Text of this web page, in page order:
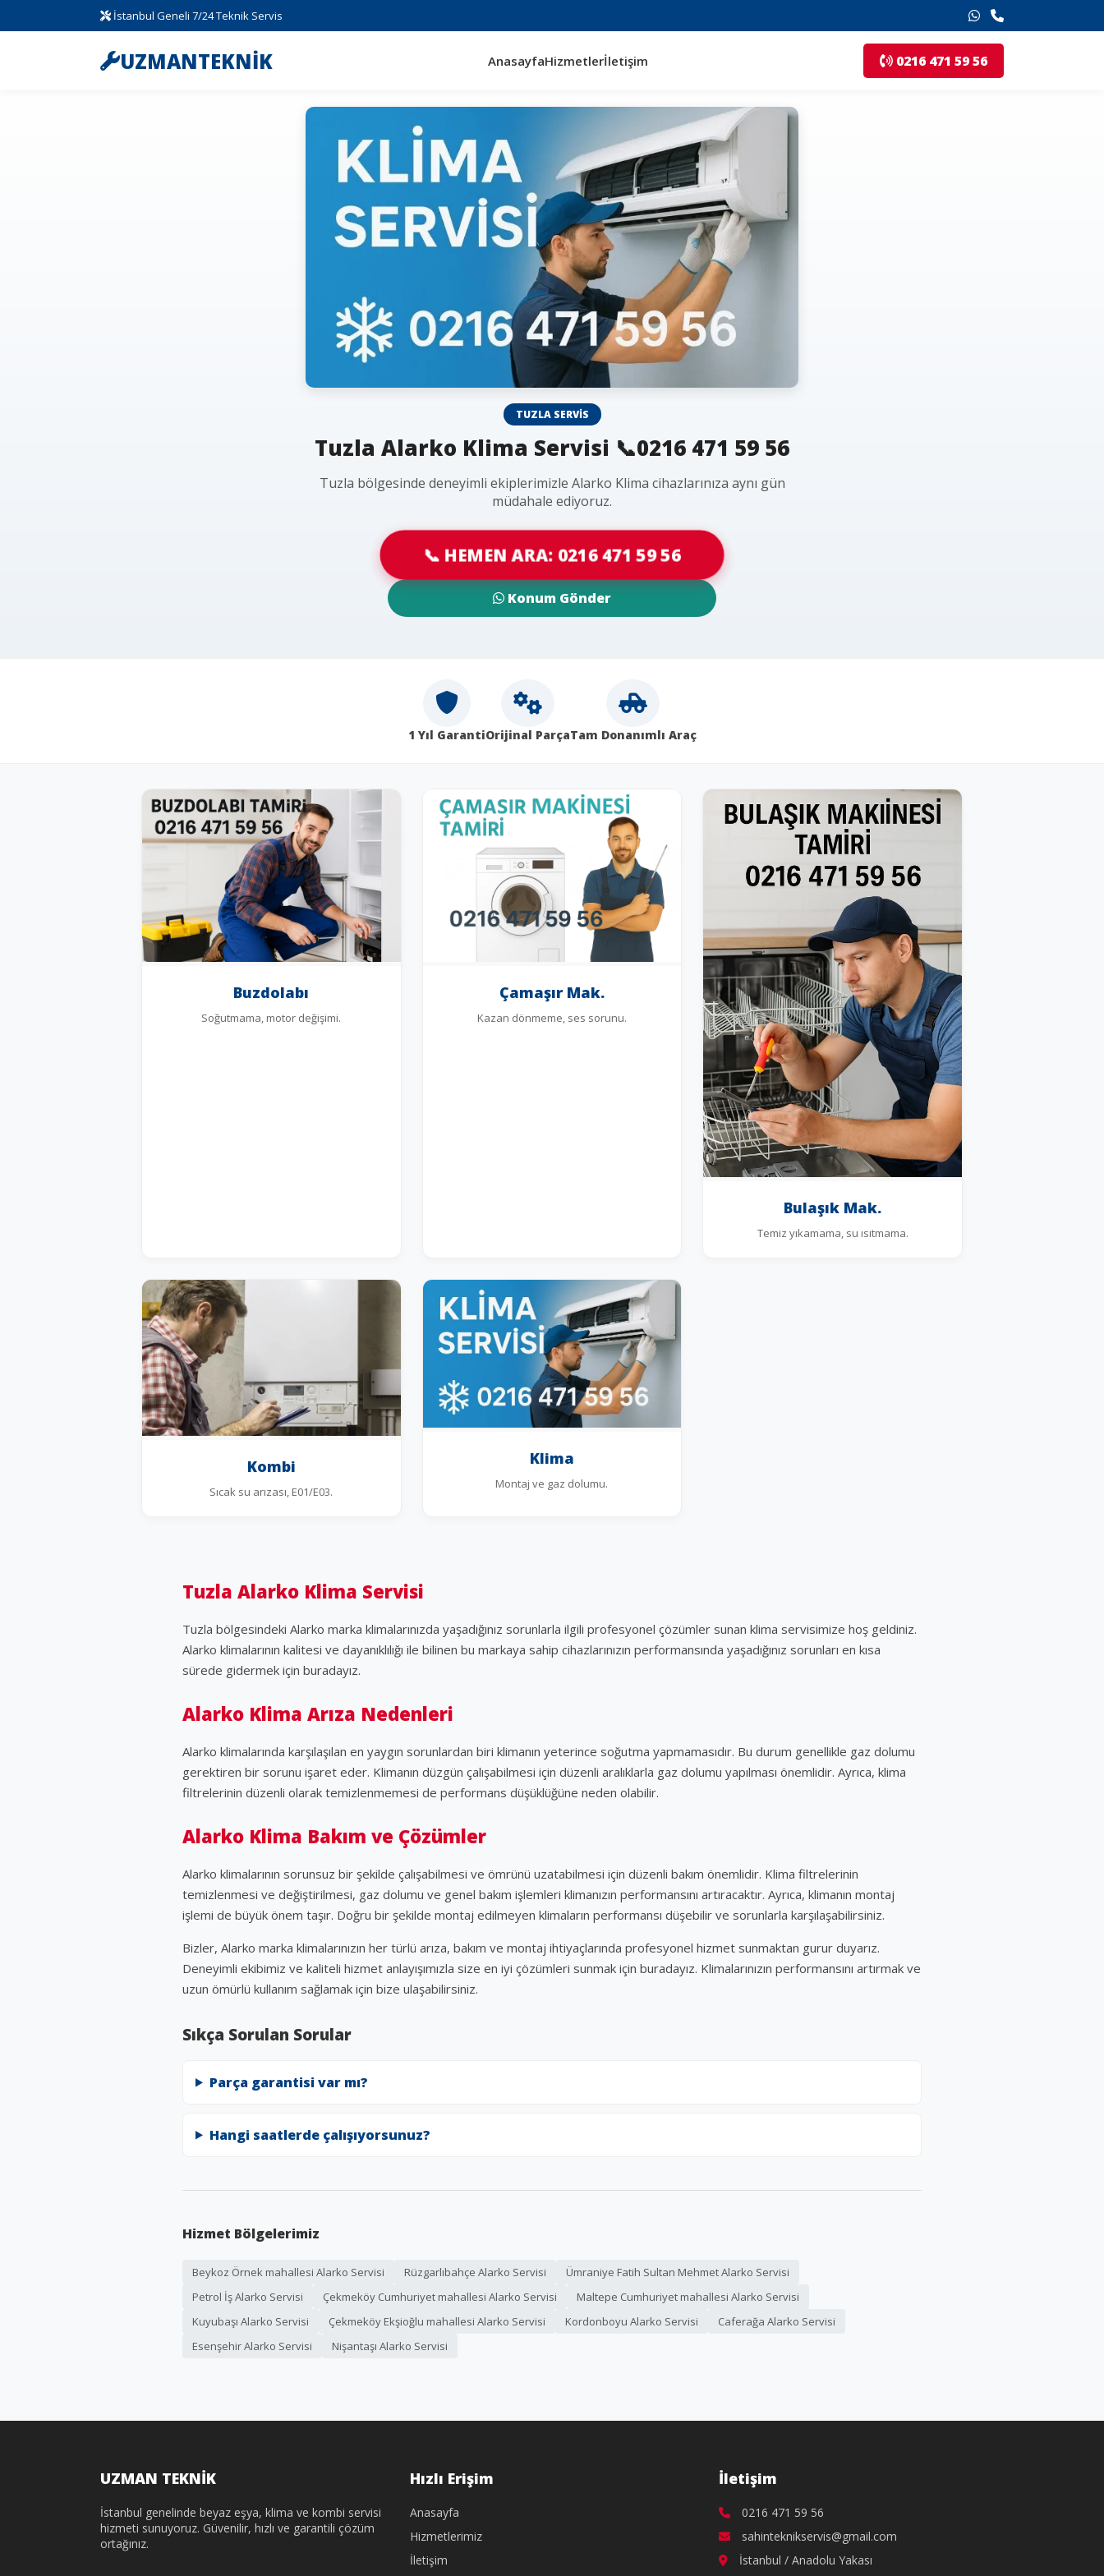
İstanbul Geneli 7/24 Teknik Servis
UZMANTEKNİK AnasayfaHizmetlerİletişim 0216 471 59 56
TUZLA SERVIS
Tuzla Alarko Klima Servisi 📞0216 471 59 56
Tuzla bölgesinde deneyimli ekiplerimizle Alarko Klima cihazlarınıza aynı gün
müdahale ediyoruz.
📞 HEMEN ARA: 0216 471 59 56
Konum Gönder
1 Yıl GarantiOrijinal ParçaTam Donanımlı Araç
Buzdolabı
Soğutmama, motor değişimi.
Çamaşır Mak.
Kazan dönmeme, ses sorunu.
Bulaşık Mak.
Temiz yıkamama, su ısıtmama.
Kombi
Sıcak su arızası, E01/E03.
Klima
Montaj ve gaz dolumu.
Tuzla Alarko Klima Servisi
Tuzla bölgesindeki Alarko marka klimalarınızda yaşadığınız sorunlarla ilgili profesyonel çözümler sunan klima servisimize hoş geldiniz.
Alarko klimalarının kalitesi ve dayanıklılığı ile bilinen bu markaya sahip cihazlarınızın performansında yaşadığınız sorunları en kısa
sürede gidermek için buradayız.
Alarko Klima Arıza Nedenleri
Alarko klimalarında karşılaşılan en yaygın sorunlardan biri klimanın yeterince soğutma yapmamasıdır. Bu durum genellikle gaz dolumu
gerektiren bir sorunu işaret eder. Klimanın düzgün çalışabilmesi için düzenli aralıklarla gaz dolumu yapılması önemlidir. Ayrıca, klima
filtrelerinin düzenli olarak temizlenmemesi de performans düşüklüğüne neden olabilir.
Alarko Klima Bakım ve Çözümler
Alarko klimalarının sorunsuz bir şekilde çalışabilmesi ve ömrünü uzatabilmesi için düzenli bakım önemlidir. Klima filtrelerinin
temizlenmesi ve değiştirilmesi, gaz dolumu ve genel bakım işlemleri klimanızın performansını artıracaktır. Ayrıca, klimanın montaj
işlemi de büyük önem taşır. Doğru bir şekilde montaj edilmeyen klimaların performansı düşebilir ve sorunlarla karşılaşabilirsiniz.
Bizler, Alarko marka klimalarınızın her türlü arıza, bakım ve montaj ihtiyaçlarında profesyonel hizmet sunmaktan gurur duyarız.
Deneyimli ekibimiz ve kaliteli hizmet anlayışımızla size en iyi çözümleri sunmak için buradayız. Klimalarınızın performansını artırmak ve
uzun ömürlü kullanım sağlamak için bize ulaşabilirsiniz.
Sıkça Sorulan Sorular
Parça garantisi var mı?
Hangi saatlerde çalışıyorsunuz?
Hizmet Bölgelerimiz
Beykoz Örnek mahallesi Alarko Servisi Rüzgarlıbahçe Alarko Servisi
Ümraniye Fatih Sultan Mehmet Alarko Servisi
Petrol İş Alarko Servisi
Çekmeköy Cumhuriyet mahallesi Alarko Servisi
Maltepe Cumhuriyet mahallesi Alarko Servisi
Kuyubaşı Alarko Servisi
Çekmeköy Ekşioğlu mahallesi Alarko Servisi Kordonboyu Alarko Servisi
Caferağa Alarko Servisi
Esenşehir Alarko Servisi
Nişantaşı Alarko Servisi
UZMAN TEKNİK
İstanbul genelinde beyaz eşya, klima ve kombi servisi
hizmeti sunuyoruz. Güvenilir, hızlı ve garantili çözüm
ortağınız.
Hızlı Erişim
Anasayfa
Hizmetlerimiz
İletişim
İletişim
0216 471 59 56
sahinteknikservis@gmail.com
İstanbul / Anadolu Yakası